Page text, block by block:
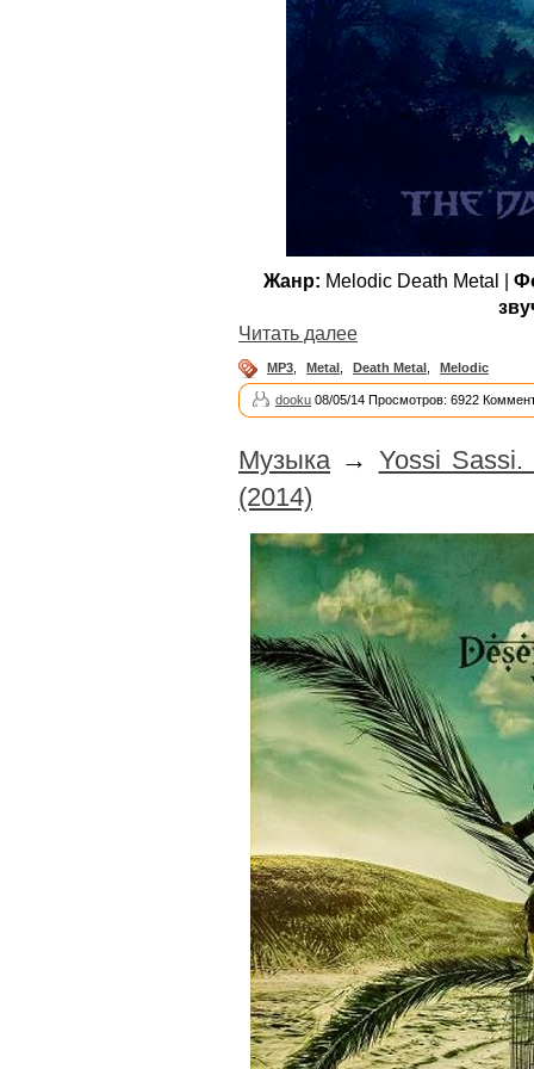
Жанр: Melodic Death Metal |
Читать далее
MP3 Metal Death Metal Melodic
dooku 08/05/14 Просмотров: 6922
Музыка→ Yossi Sassi.
(2014)